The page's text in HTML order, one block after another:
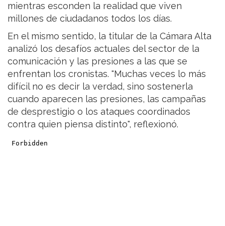
mientras esconden la realidad que viven
millones de ciudadanos todos los días.
En el mismo sentido, la titular de la Cámara Alta
analizó los desafíos actuales del sector de la
comunicación y las presiones a las que se
enfrentan los cronistas. "Muchas veces lo más
difícil no es decir la verdad, sino sostenerla
cuando aparecen las presiones, las campañas
de desprestigio o los ataques coordinados
contra quien piensa distinto", reflexionó.